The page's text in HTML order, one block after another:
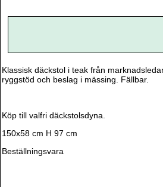
Klassisk däckstol i teak från
ryggstöd och beslag i mässing. Fällbar.
Köp till valfri däckstolsdyna.
150x58 cm H 97 cm
Beställningsvara